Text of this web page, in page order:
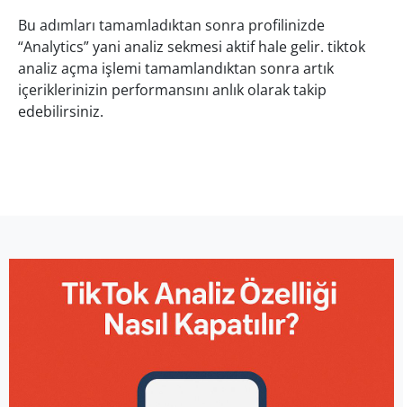
Bu adımları tamamladıktan sonra profilinizde
“Analytics” yani analiz sekmesi aktif hale gelir. tiktok
analiz açma işlemi tamamlandıktan sonra artık
içeriklerinizin performansını anlık olarak takip
edebilirsiniz.